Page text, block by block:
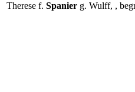
Therese f. Spanier g. Wulff, ,